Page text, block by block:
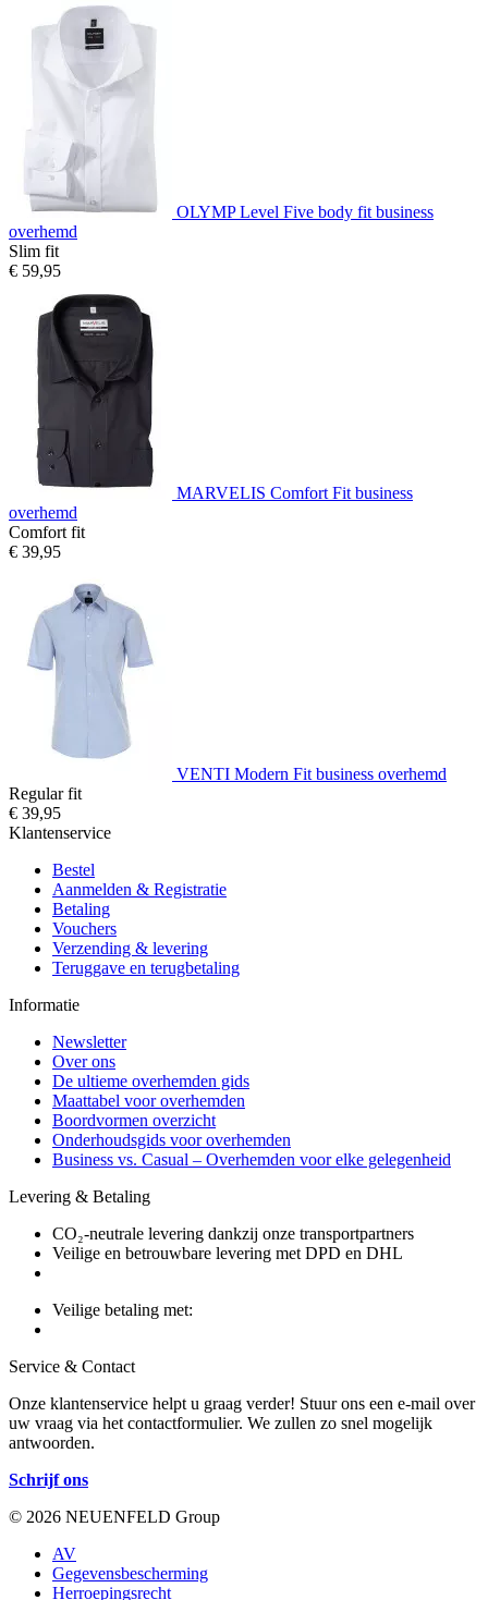
OLYMP Level Five body fit business
overhemd
Slim fit
€ 59,95
MARVELIS Comfort Fit business
overhemd
Comfort fit
€ 39,95
VENTI Modern Fit business overhemd
Regular fit
€ 39,95
Klantenservice
Bestel
Aanmelden & Registratie
Betaling
Vouchers
Verzending & levering
Teruggave en terugbetaling
Informatie
Newsletter
Over ons
De ultieme overhemden gids
Maattabel voor overhemden
Boordvormen overzicht
Onderhoudsgids voor overhemden
Business vs. Casual – Overhemden voor elke gelegenheid
Levering & Betaling
CO₂-neutrale levering dankzij onze transportpartners
Veilige en betrouwbare levering met DPD en DHL
Veilige betaling met:
Service & Contact
Onze klantenservice helpt u graag verder! Stuur ons een e-mail over
uw vraag via het contactformulier. We zullen zo snel mogelijk
antwoorden.
Schrijf ons
© 2026 NEUENFELD Group
AV
Gegevensbescherming
Herroepingsrecht